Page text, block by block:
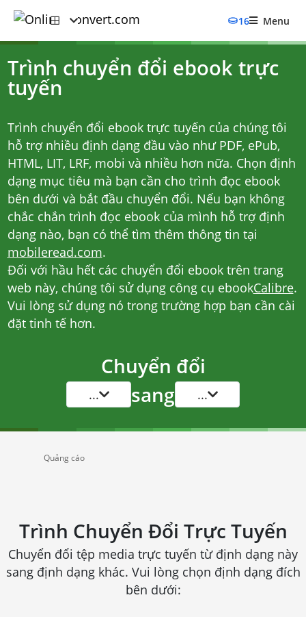
16 Menu
Trình chuyển đổi ebook trực
tuyến
Trình chuyển đổi ebook trực tuyến của chúng tôi
hỗ trợ nhiều định dạng đầu vào như PDF, ePub,
HTML, LIT, LRF, mobi và nhiều hơn nữa. Chọn định
dạng mục tiêu mà bạn cần cho trình đọc ebook
bên dưới và bắt đầu chuyển đổi. Nếu bạn không
chắc chắn trình đọc ebook của mình hỗ trợ định
dạng nào, bạn có thể tìm thêm thông tin tại
mobileread.com.
Đối với hầu hết các chuyển đổi ebook trên trang
web này, chúng tôi sử dụng công cụ ebookCalibre.
Vui lòng sử dụng nó trong trường hợp bạn cần cài
đặt tinh tế hơn.
Chuyển đổi
... sang ...
Quảng cáo
Trình Chuyển Đổi Trực Tuyến
Chuyển đổi tệp media trực tuyến từ định dạng này
sang định dạng khác. Vui lòng chọn định dạng đích
bên dưới: